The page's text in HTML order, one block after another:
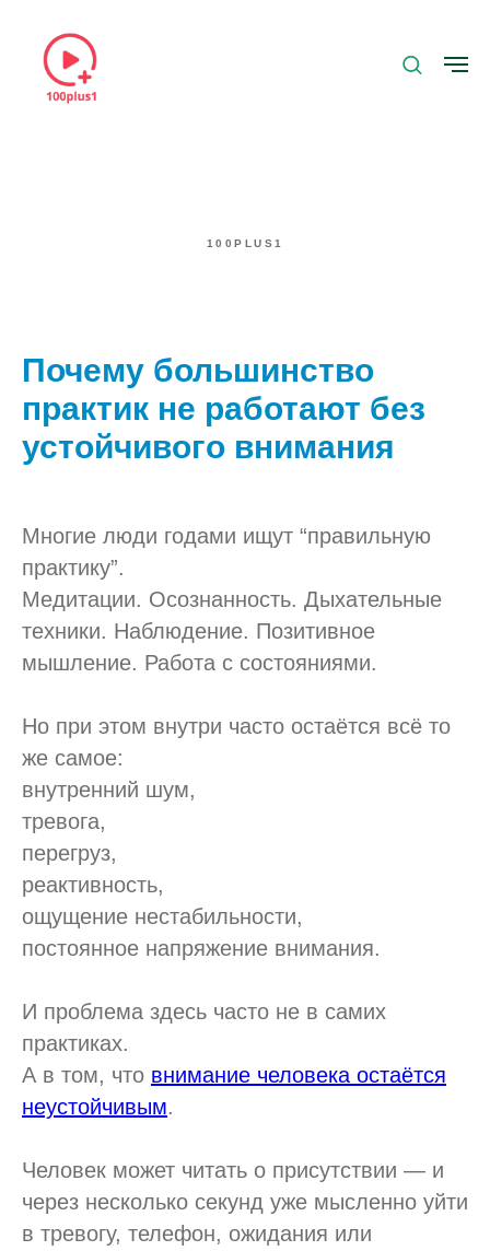
100PLUS1
Почему большинство
практик не работают без
устойчивого внимания
Многие люди годами ищут “правильную
практику”.
Медитации. Осознанность. Дыхательные
техники. Наблюдение. Позитивное
мышление. Работа с состояниями.
Но при этом внутри часто остаётся всё то
же самое:
внутренний шум,
тревога,
перегруз,
реактивность,
ощущение нестабильности,
постоянное напряжение внимания.
И проблема здесь часто не в самих
практиках.
А в том, что внимание человека остаётся
неустойчивым.
Человек может читать о присутствии — и
через несколько секунд уже мысленно уйти
в тревогу, телефон, ожидания или